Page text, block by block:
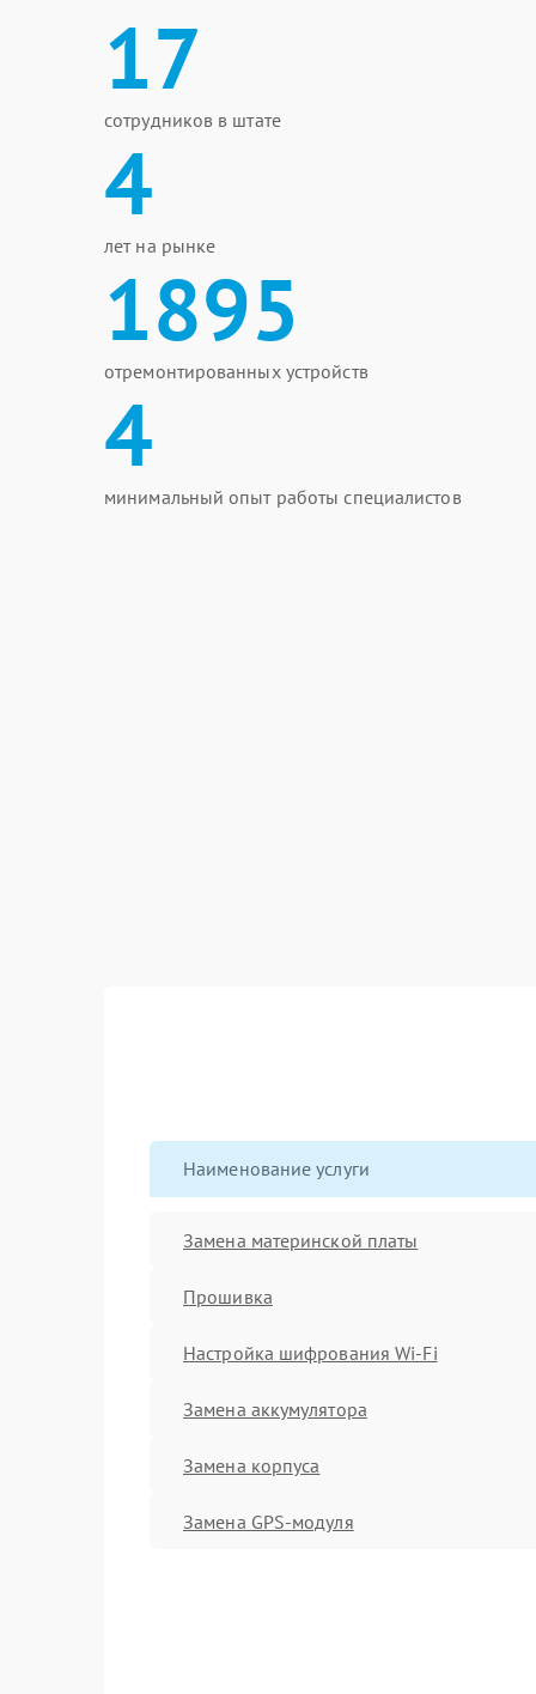
17
сотрудников в штате
4
лет на рынке
1895
отремонтированных устройств
4
минимальный опыт работы специалистов
Наименование услуги
Замена материнской платы
Прошивка
Настройка шифрования Wi-Fi
Замена аккумулятора
Замена корпуса
Замена GPS-модуля